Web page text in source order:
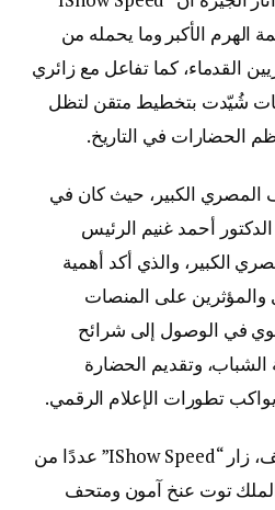
الهرم الأكبر وما يحمله من
القدماء، كما تفاعل مع زائري
شُيّدت بتخطيط متقن لتظل
الحضارات في التاريخ.
المصري الكبير، حيث كان في
الدكتور أحمد غنيم الرئيس
الكبير، والذي أكد أهمية
والمؤثرين على المنصات
قوي في الوصول إلى شرائح
وتقديم الحضارة
تطورات الإعلام الرقمي.
وخلال الجولة داخل المتحف، زار “IShow Speed” عددًا من
الملك توت عنخ آمون ومتحف